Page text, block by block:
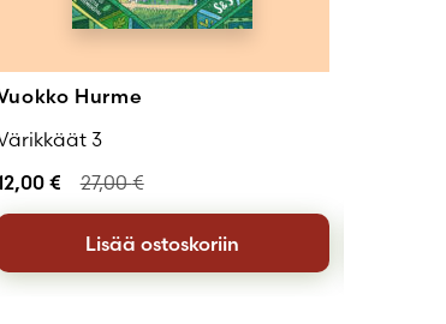
Hurme
3
€ 27,00€
Lisää ostoskoriin